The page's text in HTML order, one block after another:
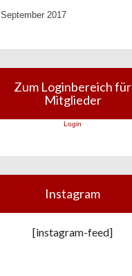
September 2017
Zum Loginbereich für
Mitglieder
Login
Instagram
[instagram-feed]